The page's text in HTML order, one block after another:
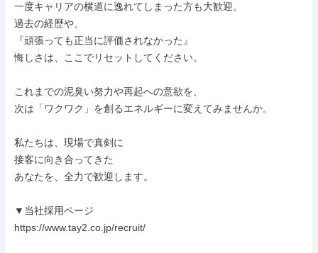
一度キャリアの横道に逸れてしまった方も大歓迎。
過去の経歴や、
『頑張っても正当に評価されなかった』
悔しさは、ここでリセットしてください。
これまでの泥臭い努力や再起への意欲を、
次は「ワクワク」を創るエネルギーに変えてみませんか。
私たちは、現場で真剣に
接客に向き合ってきた
あなたを、全力で歓迎します。
▼当社採用ページ
https://www.tay2.co.jp/recruit/